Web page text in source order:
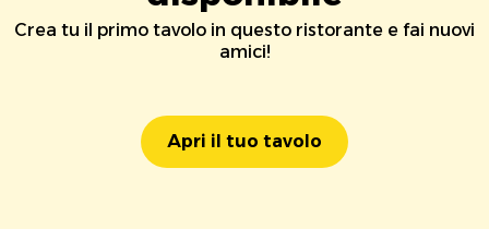
Crea tu il primo tavolo in questo ristorante e fai nuovi
amici!
Apri il tuo tavolo